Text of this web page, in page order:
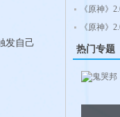
发自己
《原神》
《原神》
热门专题